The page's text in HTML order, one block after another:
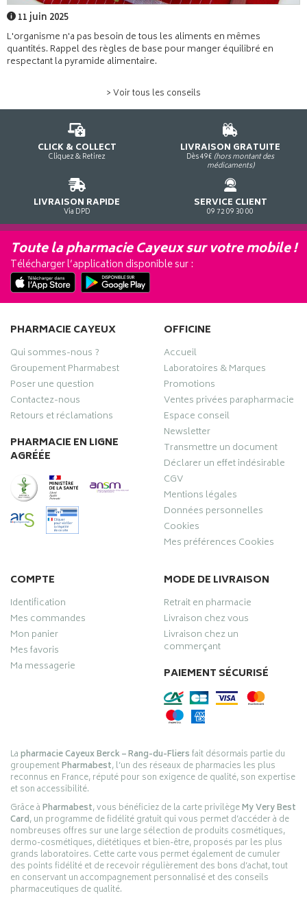
11 juin 2025
L'organisme n'a pas besoin de tous les aliments en mêmes
quantités. Rappel des règles de base pour manger équilibré en
respectant la pyramide alimentaire.
> Voir tous les conseils
CLICK & COLLECT
Cliquez & Retirez
LIVRAISON GRATUITE
Dès 49€ (hors montant des
médicaments)
LIVRAISON RAPIDE
Via DPD
SERVICE CLIENT
09 72 09 30 00
Toute la pharmacie Cayeux sur votre mobile !
Télécharger l’application disponible sur :
PHARMACIE CAYEUX
Qui sommes-nous ?
Groupement Pharmabest
Poser une question
Contactez-nous
Retours et réclamations
PHARMACIE EN LIGNE
AGRÉÉE
OFFICINE
Accueil
Laboratoires & Marques
Promotions
Ventes privées parapharmacie
Espace conseil
Newsletter
Transmettre un document
Déclarer un effet indésirable
CGV
Mentions légales
Données personnelles
Cookies
Mes préférences Cookies
COMPTE
Identification
Mes commandes
Mon panier
Mes favoris
Ma messagerie
MODE DE LIVRAISON
Retrait en pharmacie
Livraison chez vous
Livraison chez un
commerçant
PAIEMENT SÉCURISÉ
Lapharmacie Cayeux Berck – Rang-du-Fliersfait désormais partie du
groupementPharmabest, l’un des réseaux de pharmacies les plus
reconnus en France, réputé pour son exigence de qualité, son expertise
et son accessibilité.
Grâce àPharmabest, vous bénéficiez de la carte privilègeMy Very Best
Card, un programme de fidélité gratuit qui vous permet d’accéder à de
nombreuses offres sur une large sélection de produits cosmétiques,
dermo-cosmétiques, diététiques et bien-être, proposés par les plus
grands laboratoires. Cette carte vous permet également de cumuler
des points fidélité et de recevoir régulièrement des bons d’achat, tout
en conservant un accompagnement personnalisé et des conseils
pharmaceutiques de qualité.